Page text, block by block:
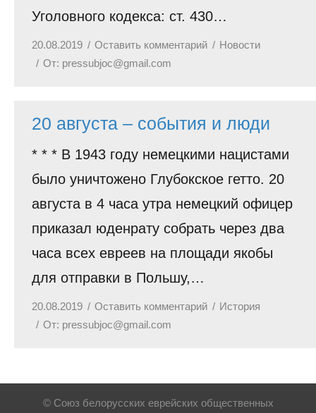
Уголовного кодекса: ст. 430…
20.08.2019 Оставить комментарий
Новости
От: pressubjoc@gmail.com
20 августа – события и люди
* * * В 1943 году немецкими нацистами
было уничтожено Глубокское гетто. 20
августа в 4 часа утра немецкий офицер
приказал юденрату собрать через два
часа всех евреев на площади якобы
для отправки в Польшу,…
20.08.2019 Оставить комментарий
История
От: pressubjoc@gmail.com
© Союз белорусских еврейских общественных